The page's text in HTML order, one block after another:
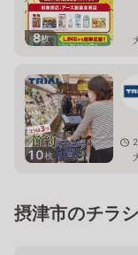
8枚
10枚
摂津市のチラ